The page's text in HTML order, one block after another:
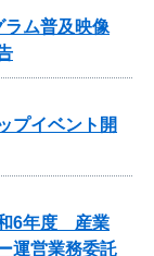
ム普及映像
プイベント開
和6年度 産業
運営業務委託